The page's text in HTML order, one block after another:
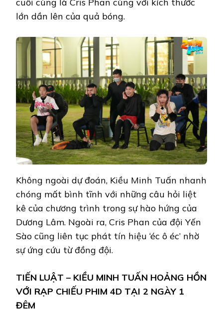
lớn dần lên của quả bóng.
Không ngoài dự đoán, Kiều Minh Tuấn nhanh
chóng mất bình tĩnh với những câu hỏi liệt
kê của chương trình trong sự hào hứng của
Dương Lâm. Ngoài ra, Cris Phan của đội Yến
Sào cũng liên tục phát tín hiệu ‘éc ô éc’ nhờ
sự ứng cứu từ đồng đội.
TIẾN LUẬT – KIỀU MINH TUẤN HOẢNG HỒN
VỚI RẠP CHIẾU PHIM 4D TẠI 2 NGÀY 1
ĐÊM